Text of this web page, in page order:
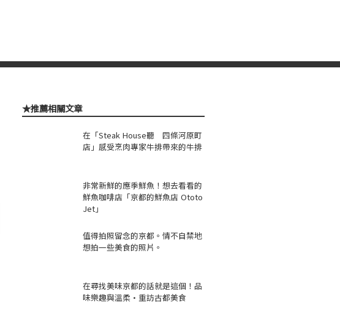
★推薦相關文章
在「Steak House聽 四條河原町
店」感受烹肉專家牛排帶來的牛排
非常新鮮的應季鮮魚！想去看看的
鮮魚咖啡店「京都的鮮魚店 Ototo
Jet」
值得拍照留念的京都。情不自禁地
想拍一些美食的照片。
在尋找美味京都的話就是這個！品
味樂趣與溫柔·重訪古都美食